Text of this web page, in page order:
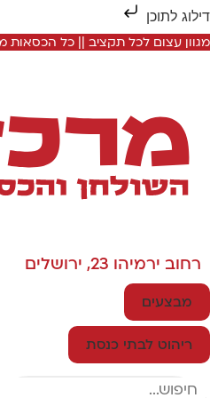
דילוג לתוכן
מגוון עצום לכל תקציב || כל הכסאות
רחוב ירמיהו 23, ירושלים
מבצעים
ריהוט לבתי כנסת
Search